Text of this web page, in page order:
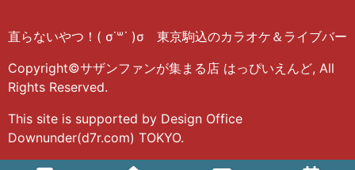
直らないやつ！( σ˙꒳​˙ )σ 東京駒込のカラオケ＆ライブバー
Copyright©サザンファンが集まる店 はっぴいえんど, All
Rights Reserved.
This site is supported by Design Office
Downunder(d7r.com) TOKYO.